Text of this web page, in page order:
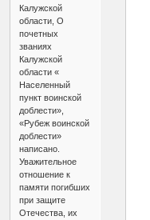
Калужской
области, О
почетных
званиях
Калужской
области «
Населенный
пункт воинской
доблести»,
«Рубеж воинской
доблести»
написано.
Уважительное
отношение к
памяти погибших
при защите
Отечества, их